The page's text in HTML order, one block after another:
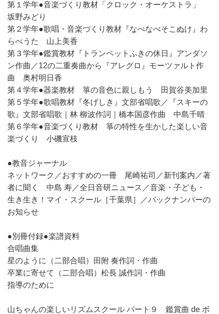
第１学年●音楽づくり教材「クロック・オーケストラ」
坂野みどり
第２学年●歌唱・音楽づくり教材『なべなべそこぬけ』わ
らべうた 山上美香
第３学年●鑑賞教材『トランペットふきの休日』アンダソ
ン作曲／12の二重奏曲から『アレグロ』モーツァルト作
曲 奥村明日香
第４学年●器楽教材 箏の音色に親しもう 田賀谷美加里
第５学年●歌唱教材『冬げしき』文部省唱歌／『スキーの
歌』文部省唱歌｜林 柳波作詞｜橋本国彦作曲 中島千晴
第６学年●音楽づくり教材 箏の特性を生かした楽しい音
楽づくり 小磯宣枝
●教音ジャーナル
ネットワーク／おすすめの一冊 尾崎祐司／新刊案内／著
者に聞く 中島 寿／全日音研ニュース／音楽・子ども・
生き生き！マイ・スクール［千葉県］／バックナンバーの
お知らせ
●別冊付録●楽譜資料
合唱曲集
星のように（二部合唱）田附 奏作詞・作曲
卒業に寄せて（二部合唱）松長 誠作詞・作曲
指導のために
山ちゃんの楽しいリズムスクール パート９ 鑑賞曲 de ボ